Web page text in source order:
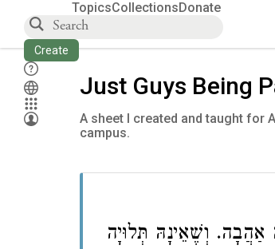
TopicsCollectionsDonate
Create
Just Guys Being
A sheet I created and taught for
campus.
וְשֶׁאֵינָהּ תְּלוּיָה